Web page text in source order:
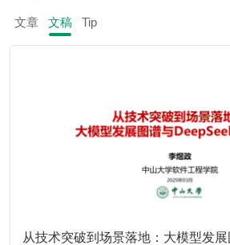
文章 文稿 Tip
从技术突破到场景落地：大模型发